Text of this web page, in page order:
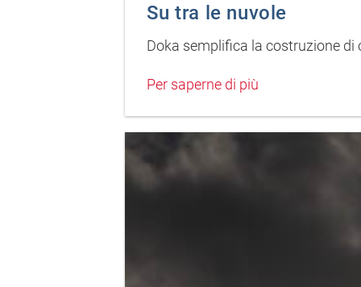
Su tra le nuvole
Doka semplifica la costruzione
Per saperne di più